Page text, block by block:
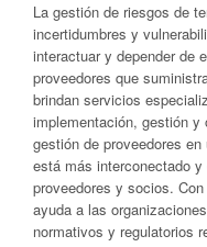
La gestión de riesgos de
incertidumbres y
interactuar y depender de
proveedores que
brindan servicios
implementación, gestión
gestión de proveedores
está más interconectado
proveedores y socios.
ayuda a las
normativos y regulatorios